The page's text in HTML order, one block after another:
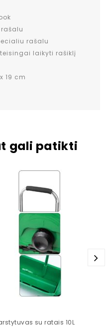
rašalu
laikyti rašiklį
19 cm
gali patikti
su ratais 10L